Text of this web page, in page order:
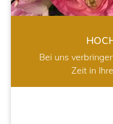
Bei uns
Zeit in